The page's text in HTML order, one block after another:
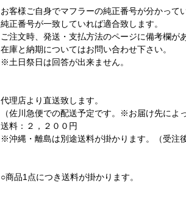
お客様ご自身でマフラーの純正番号が分かって
純正番号が一致していれば適合致します。
ご注文時、発送・支払方法のページに備考欄
在庫と納期についてはお問い合わせ下さい。
※土日祭日は回答が出来ません。
代理店より直送致します。
（佐川急便での配送予定です。※お届け先によ
送料：２，２００円
※沖縄・離島は別途送料が掛かります。（受注
○商品1点につき送料が掛かります。